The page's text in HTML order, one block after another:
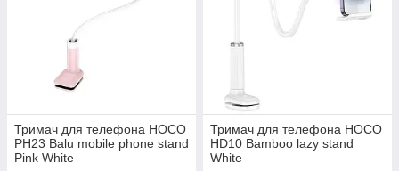
Тримач для телефона HOCO
PH23 Balu mobile phone stand
Pink White
Тримач для телефона HOCO
HD10 Bamboo lazy stand
White